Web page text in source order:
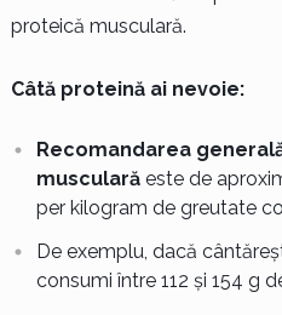
proteică musculară.
Câtă proteină ai nevoie:
Recomandarea
muscularăeste de
per kilogram de greutate
De exemplu, dacă
consumi între 112 și 154 g